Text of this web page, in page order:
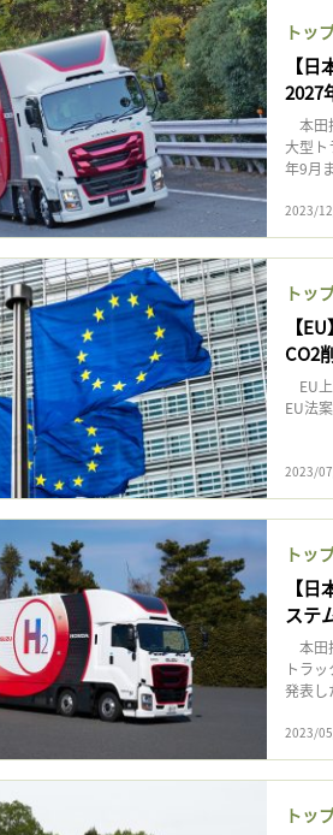
トッ
【
2027
本田
大型ト
年9月
2023/
トッ
【
CO2
EU
EU法
2023/
トッ
【
ステ
本田
トラ
発表
2023/
トッ
ログインが必要です
ログイン 会員登録